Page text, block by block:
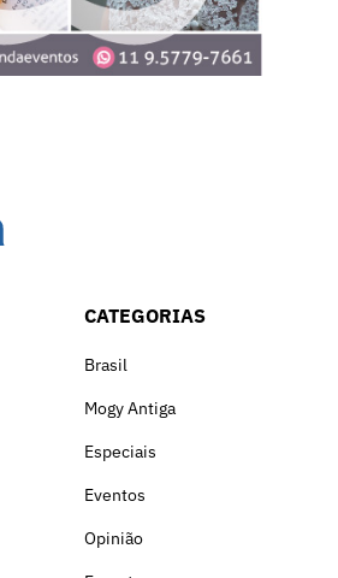
CATEGORIAS
Brasil
Mogy Antiga
Especiais
Eventos
Opinião